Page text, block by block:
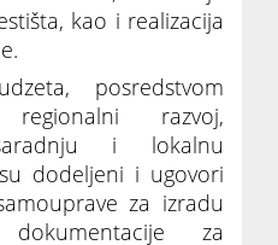
kao i realizacija
posredstvom
razvoj,
i lokalnu
dodeljeni i ugovori
za izradu
dokumentacije za